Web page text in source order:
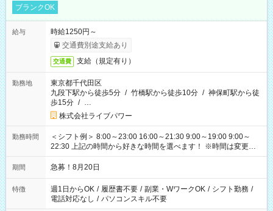
ブランクOK
給与
時給1250円～
交通費別途支給あり
交通費 支給（規定有り）
勤務地
東京都千代田区
九段下駅から徒歩5分 / 竹橋駅から徒歩10分 / 神保町駅から徒
歩15分 / …
株式会社ライブパワー
勤務時間
＜シフト例＞ 8:00～23:00 16:00～21:30 9:00～19:00 9:00～
22:30 上記の時間から好きな時間を選べます！ ※時間は変更と
なる可能性があります
期間 急募！8月20日
特徴 週1日からOK / 履歴書不要 / 副業・WワークOK / シフト勤務 /
電話対応なし / パソコンスキル不要